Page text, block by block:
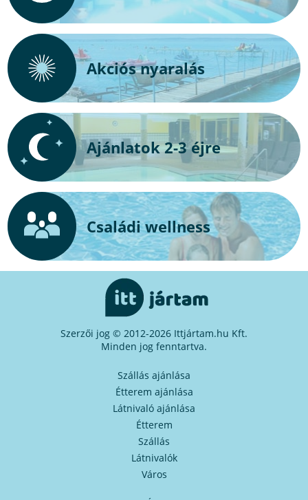
Akciós nyaralás
Ajánlatok 2-3 éjre
Családi wellness
Szerzői jog © 2012-2026 Ittjártam.hu Kft.
Minden jog fenntartva.
Szállás ajánlása
Étterem ajánlása
Látnivaló ajánlása
Étterem
Szállás
Látnivalók
Város